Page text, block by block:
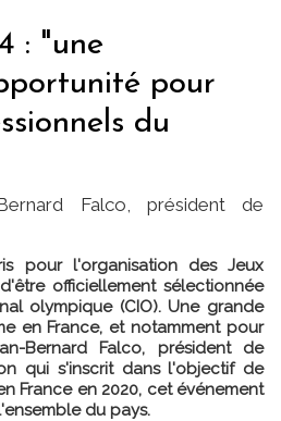
: "une
pour
du
Falco, président de
pour l'organisation des Jeux
officiellement sélectionnée
olympique (CIO). Une grande
en France, et notamment pour
Bernard Falco, président de
qui s'inscrit dans l'objectif de
France en 2020, cet événement
du pays.